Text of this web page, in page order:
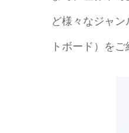
ど様々なジャ
トボード）をご